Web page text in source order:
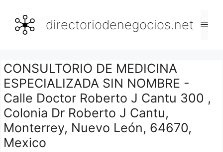
contenido
directoriodenegocios.net
CONSULTORIO DE MEDICINA
ESPECIALIZADA SIN NOMBRE -
Calle Doctor Roberto J Cantu 300 ,
Colonia Dr Roberto J Cantu,
Monterrey, Nuevo León, 64670,
Mexico